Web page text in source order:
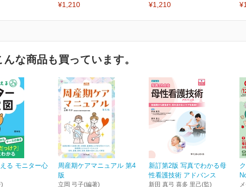
¥1,210 ¥1,210
な商品も買っています。
る モニター心
)
周産期ケアマニュアル 第4
版
立岡 弓子(編著)
新訂第2版 写真でわかる母
性看護技術 アドバンス
新田 真弓 喜多 里己(監)